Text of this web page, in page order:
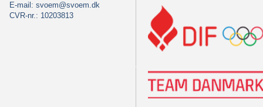
E-mail: svoem@svoem.dk
CVR-nr.: 10203813